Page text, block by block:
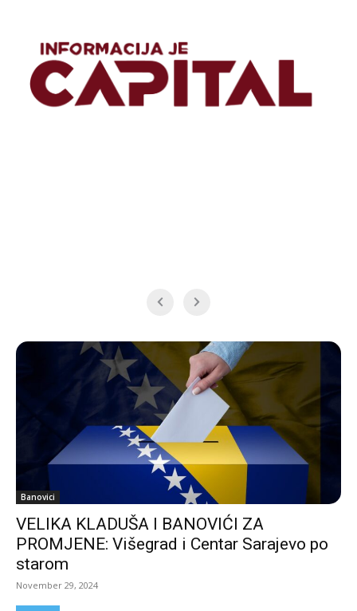
Banovici
VELIKA KLADUŠA I BANOVIĆI ZA
PROMJENE: Višegrad i Centar Sarajevo po
starom
November 29, 2024